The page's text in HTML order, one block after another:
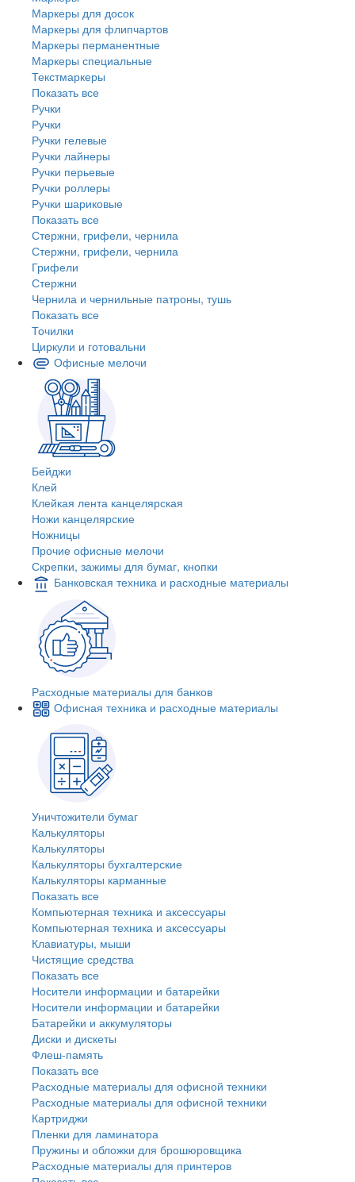
Маркеры для досок
Маркеры для флипчартов
Маркеры перманентные
Маркеры специальные
Текстмаркеры
Показать все
Ручки
Ручки
Ручки гелевые
Ручки лайнеры
Ручки перьевые
Ручки роллеры
Ручки шариковые
Показать все
Стержни, грифели, чернила
Стержни, грифели, чернила
Грифели
Стержни
Чернила и чернильные патроны, тушь
Показать все
Точилки
Циркули и готовальни
Офисные мелочи
Бейджи
Клей
Клейкая лента канцелярская
Ножи канцелярские
Ножницы
Прочие офисные мелочи
Скрепки, зажимы для бумаг, кнопки
Банковская техника и расходные материалы
Расходные материалы для банков
Офисная техника и расходные материалы
Уничтожители бумаг
Калькуляторы
Калькуляторы
Калькуляторы бухгалтерские
Калькуляторы карманные
Показать все
Компьютерная техника и аксессуары
Компьютерная техника и аксессуары
Клавиатуры, мыши
Чистящие средства
Показать все
Носители информации и батарейки
Носители информации и батарейки
Батарейки и аккумуляторы
Диски и дискеты
Флеш-память
Показать все
Расходные материалы для офисной техники
Расходные материалы для офисной техники
Картриджи
Пленки для ламинатора
Пружины и обложки для брошюровщика
Расходные материалы для принтеров